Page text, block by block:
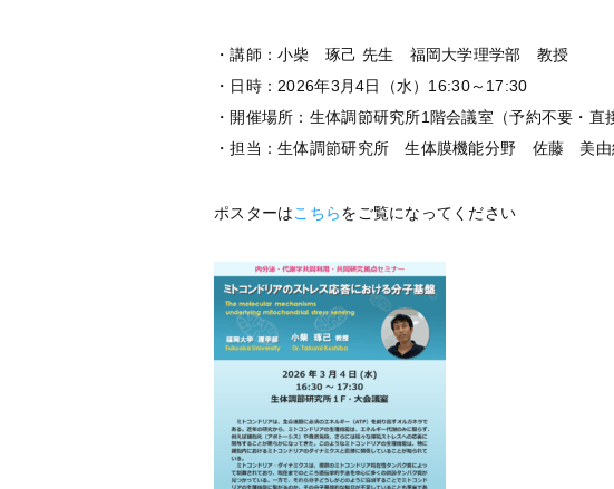
・講師：小柴 琢己 先生 福岡大学理学部 教授
・日時：2026年3月4日（水）16:30～17:30
・開催場所：⽣体調節研究所1階会議室（予約不要・直
・担当：生体調節研究所 生体膜機能分野 佐藤 美由
ポスターはこちらをご覧になってください